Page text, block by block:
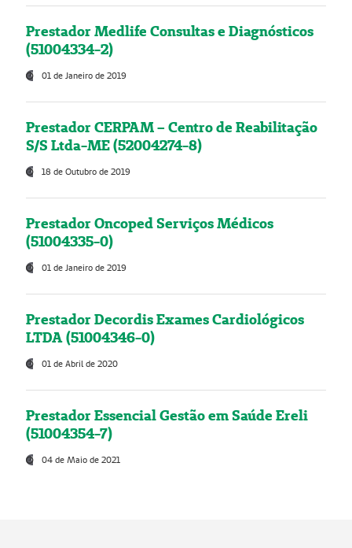
Prestador Medlife Consultas e Diagnósticos
(51004334-2)
01 de Janeiro de 2019
Prestador CERPAM – Centro de Reabilitação
S/S Ltda-ME (52004274-8)
18 de Outubro de 2019
Prestador Oncoped Serviços Médicos
(51004335-0)
01 de Janeiro de 2019
Prestador Decordis Exames Cardiológicos
LTDA (51004346-0)
01 de Abril de 2020
Prestador Essencial Gestão em Saúde Ereli
(51004354-7)
04 de Maio de 2021